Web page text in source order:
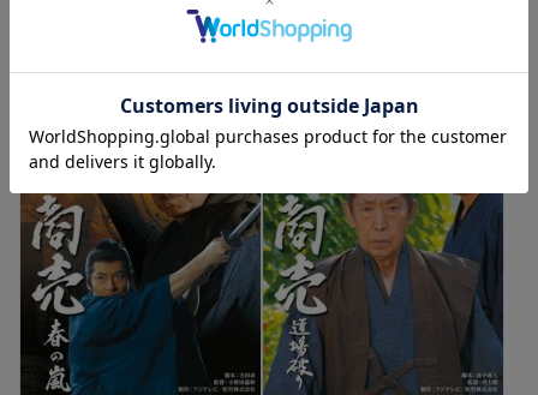
16,720円（税込）